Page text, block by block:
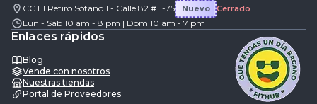
CC El Retiro Sótano 1 - Calle 82 #11-75
Nuevo Cerrado
Lun - Sab 10 am - 8 pm | Dom 10 am - 7 pm
Enlaces rápidos
Blog
Vende con nosotros
Nuestras tiendas
Portal de Proveedores